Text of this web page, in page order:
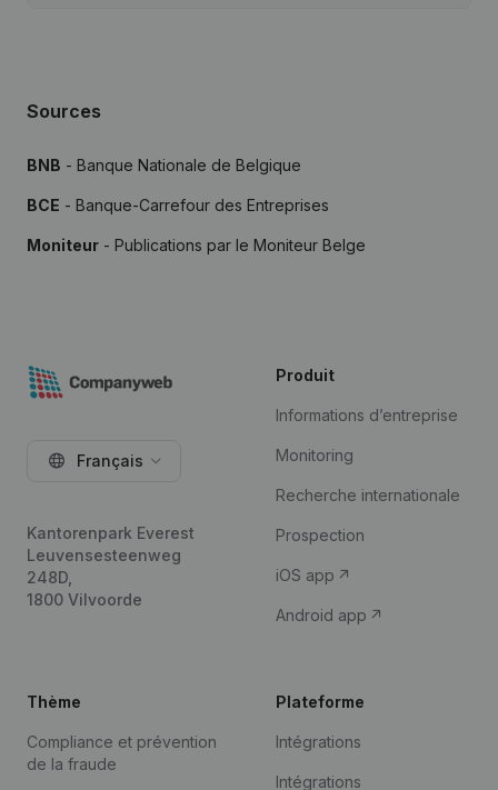
Sources
BNB - Banque Nationale de Belgique
BCE - Banque-Carrefour des Entreprises
Moniteur - Publications par le Moniteur Belge
Français
Kantorenpark Everest
Leuvensesteenweg
248D,
1800 Vilvoorde
Produit
Informations d’entreprise
Monitoring
Recherche internationale
Prospection
iOS app
Android app
Thème
Compliance et prévention
de la fraude
Plateforme
Intégrations
Intégrations